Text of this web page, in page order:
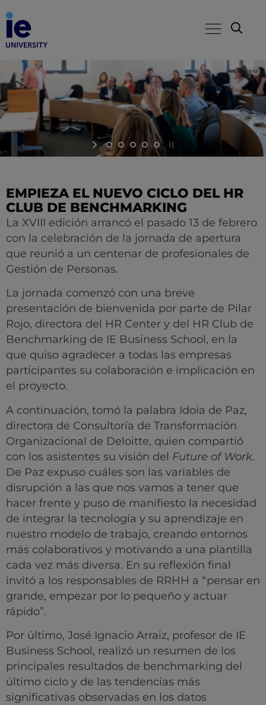
EMPIEZA EL NUEVO CICLO DEL HR
CLUB DE BENCHMARKING
La XVIII edición arrancó el pasado 13 de febrero
con la celebración de la jornada de apertura
que reunió a un centenar de profesionales de
Gestión de Personas.
La jornada comenzó con una breve
presentación de bienvenida por parte de Pilar
Rojo, directora del HR Center y del HR Club de
Benchmarking de IE Business School, en la
que quiso agradecer a todas las empresas
participantes su colaboración e implicación en
el proyecto.
A continuación, tomó la palabra Idoia de Paz,
directora de Consultoría de Transformación
Organizacional de Deloitte, quien compartió
con los asistentes su visión del Future of Work.
De Paz expuso cuáles son las variables de
disrupción a las que nos vamos a tener que
hacer frente y puso de manifiesto la necesidad
de integrar la tecnología y su aprendizaje en
nuestro modelo de trabajo, creando entornos
más colaborativos y motivando a una plantilla
cada vez más diversa. En su reflexión final
invitó a los responsables de RRHH a “pensar en
grande, empezar por lo pequeño y actuar
rápido”.
Por último, José Ignacio Arraiz, profesor de IE
Business School, realizó un resumen de los
principales resultados de benchmarking del
último ciclo y de las tendencias más
significativas observadas en los datos